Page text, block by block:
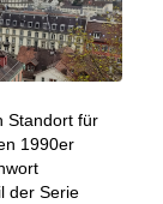
Standort für
1990er
der Serie